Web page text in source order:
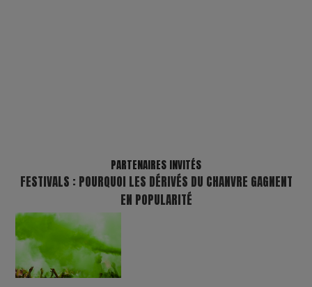
PARTENAIRES INVITÉS
FESTIVALS : POURQUOI LES DÉRIVÉS DU CHANVRE GAGNENT
EN POPULARITÉ